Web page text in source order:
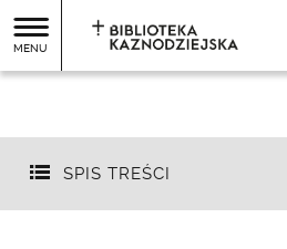
MENU
SPIS TREŚCI